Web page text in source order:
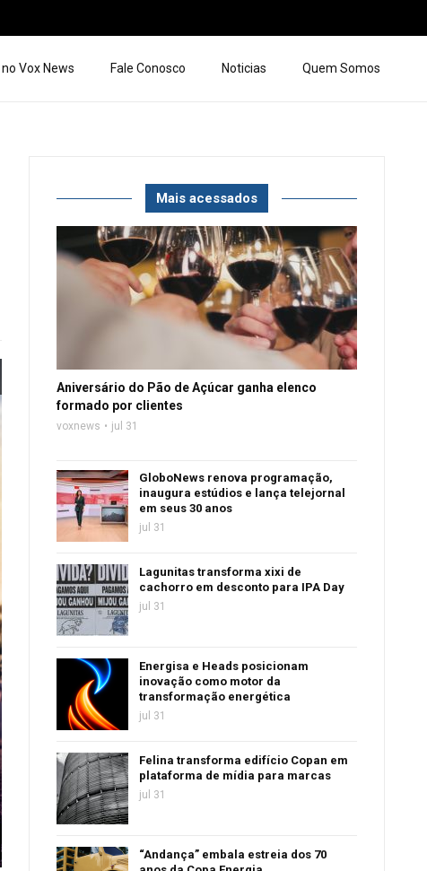
Vox News Fale Conosco Noticias Quem Somos
Mais acessados
Aniversário do Pão de Açúcar ganha elenco
formado por clientes
voxnews jul 31
GloboNews renova programação,
inaugura estúdios e lança telejornal
em seus 30 anos
jul 31
Lagunitas transforma xixi de
cachorro em desconto para IPA Day
jul 31
Energisa e Heads posicionam
inovação como motor da
transformação energética
jul 31
Felina transforma edifício Copan em
plataforma de mídia para marcas
jul 31
“Andança” embala estreia dos 70